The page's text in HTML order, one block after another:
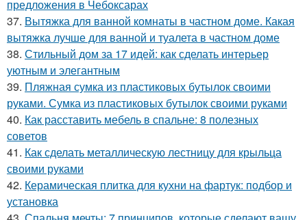
предложения в Чебоксарах
37. Вытяжка для ванной комнаты в частном доме. Какая
вытяжка лучше для ванной и туалета в частном доме
38. Стильный дом за 17 идей: как сделать интерьер
уютным и элегантным
39. Пляжная сумка из пластиковых бутылок своими
руками. Сумка из пластиковых бутылок своими руками
40. Как расставить мебель в спальне: 8 полезных
советов
41. Как сделать металлическую лестницу для крыльца
своими руками
42. Керамическая плитка для кухни на фартук: подбор и
установка